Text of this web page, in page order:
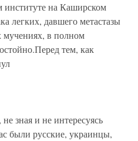
институте на Каширском
легких, давшего метастазы
мучениях, в полном
тем, как
зная и не интересуясь
были русские, украинцы,